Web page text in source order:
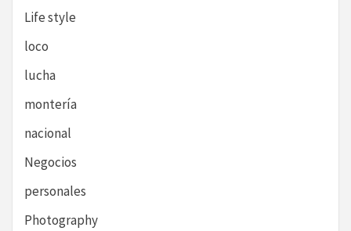
Life style
loco
lucha
montería
nacional
Negocios
personales
Photography